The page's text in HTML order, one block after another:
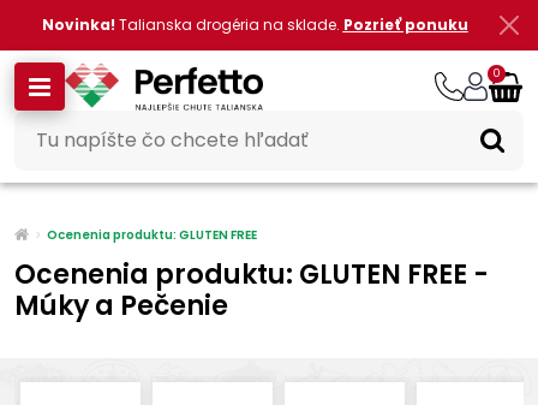
Novinka! Talianska drogéria na sklade. Pozrieť ponuku
0
Ocenenia produktu: GLUTEN FREE
Ocenenia produktu: GLUTEN FREE -
Múky a Pečenie